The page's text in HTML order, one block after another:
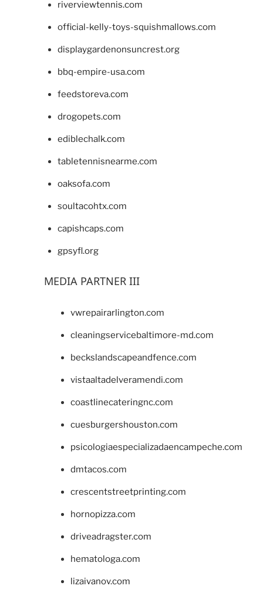
riverviewtennis.com
official-kelly-toys-squishmallows.com
displaygardenonsuncrest.org
bbq-empire-usa.com
feedstoreva.com
drogopets.com
ediblechalk.com
tabletennisnearme.com
oaksofa.com
soultacohtx.com
capishcaps.com
gpsyfl.org
MEDIA PARTNER III
vwrepairarlington.com
cleaningservicebaltimore-md.com
beckslandscapeandfence.com
vistaaltadelveramendi.com
coastlinecateringnc.com
cuesburgershouston.com
psicologiaespecializadaencampeche.com
dmtacos.com
crescentstreetprinting.com
hornopizza.com
driveadragster.com
hematologa.com
lizaivanov.com